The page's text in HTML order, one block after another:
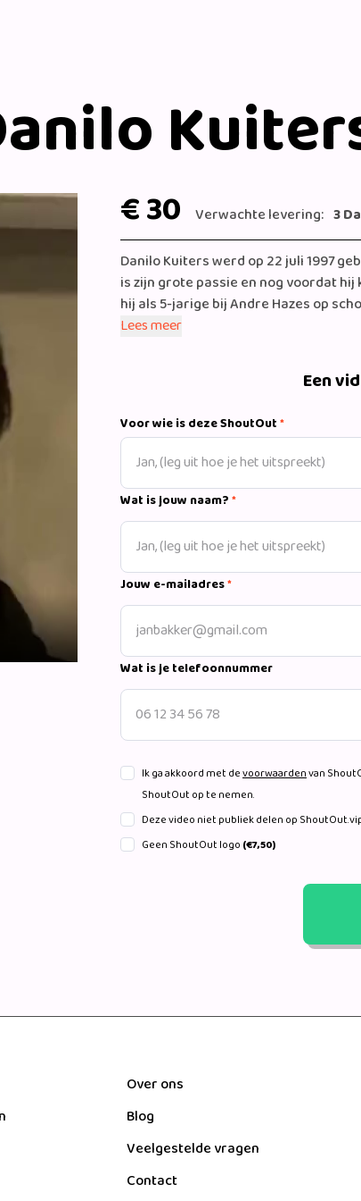
€ 30 Verwachte levering: 3
Danilo Kuiters werd op 22 juli 1997
is zijn grote passie en nog voordat
hij als 5-jarige bij Andre Hazes op
zingen. Hij is in korte tijd uitgegroeid
vaker genoemd en is hij bekend
talentenjacht van ‘Jantjes
allerlei bekende hits van Nielson en
Nederlandstalige liedjes.
Lees meer
Een
Voor wie is deze ShoutOut*
Wat is jouw naam?*
Jouw e-mailadres*
Wat is je telefoonnummer
Ik ga akkoord met devoorwaardenvan
ShoutOut op te nemen.
Deze video niet publiek delen op
Geen ShoutOut logo (€7,50)
Over ons
Blog
Veelgestelde vragen
Contact